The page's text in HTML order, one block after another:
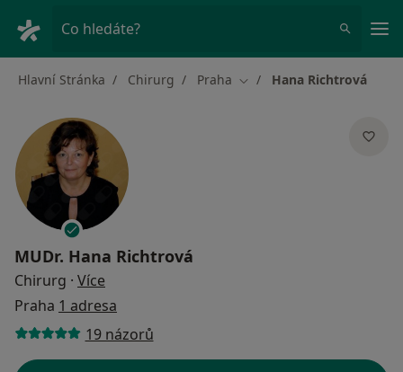
Co hledáte?
Hlavní Stránka Chirurg Praha Změna města
Hana Richtrová
MUDr. Hana Richtrová
Chirurg · Více
Praha 1 adresa
19 názorů